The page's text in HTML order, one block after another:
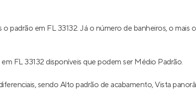
padrão em FL 33132. Já o número de banheiros, o mais
FL 33132 disponíveis que podem ser Médio Padrão.
sendo Alto padrão de acabamento, Vista